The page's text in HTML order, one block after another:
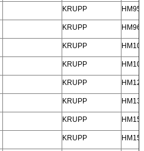
KRUPP
KRUPP
KRUPP
KRUPP
KRUPP
KRUPP
KRUPP
KRUPP